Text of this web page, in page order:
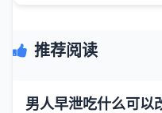
推荐阅读
男人早泄吃什么可以